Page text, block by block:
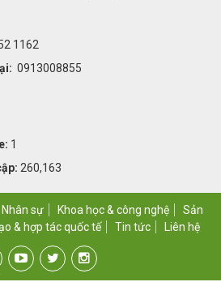
1162
0913008855
1
260,163
Nhân sự Khoa học & công nghệ
Sản
& hợp tác quốc tế Tin tức Liên hệ